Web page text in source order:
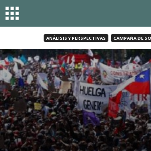
ANÁLISIS Y PERSPECTIVAS CAMPAÑA DE